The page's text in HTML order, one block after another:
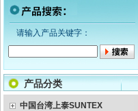
请输入产品关键字：
产品分类
中国台湾上泰SUNTEX